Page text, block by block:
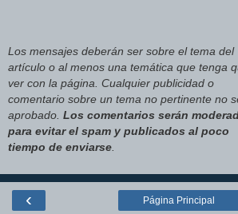
Los mensajes deberán ser sobre el tema del
artículo o al menos una temática que tenga
ver con la página. Cualquier publicidad o
comentario sobre un tema no pertinente no
aprobado. Los comentarios serán
para evitar el spam y publicados al poco
tiempo de enviarse
‹ Página Principal